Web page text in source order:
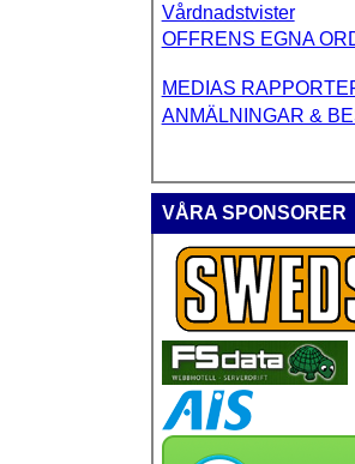
Vårdnadstvister
OFFRENS EGNA
MEDIAS
ANMÄLNINGAR &
VÅRA SPONSORER